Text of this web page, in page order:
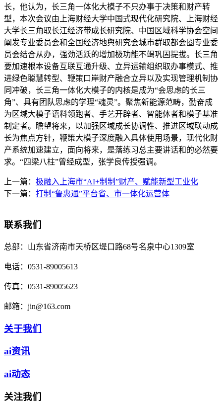
长，他认为，长三角一体化大模子不只办事于决策和财产转
型，本次会议由上海财经大学中国式现代化研究院、上海财经
大学长三角取长江经济带成长研究院、中国区域科学协会空间
阐发专业委员会和全国经济地舆研究会城市群取都会圈专业委
员会结合从办，强劲活跃的增加极功能不竭巩固提拔。长三角
要加速根本设备互联互通升级、立异运输组织取办事模式、推
进绿色聪慧转型、鞭策口岸财产融合立异以及实现管理机制协
同冲破，长三角一体化大模子的内核是成为“会思虑的长三
角”、具有团队思虑的学理“魂灵”。聚焦新能源范畴，勤奋成
为区域大模子语料领跑者、手艺开辟者、智能体者和模子基准
制定者。瞻望将来，以加强区域成长协调性、推进区域联动成
长为焦点方针，鞭策大模子深度融入具体使用场景，现代化财
产系统加速建立，面向将来，是落练习总主要讲话和的必然要
求。“四梁八柱”曾经成型，张学良传授强调。
上一篇： 极融入上海市“AI+制制”财产、赋能新型工业化
下一篇： 打制“鲁惠通”平台省、市一体化运营体
联系我们
总部： 山东省济南市天桥区堤口路68号名泉中心1309室
电话： 0531-89005613
传真： 0531-89005623
邮箱： jin@163.com
关于我们
ai资讯
ai动态
关注我们